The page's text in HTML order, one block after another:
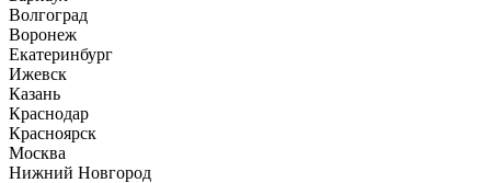
Волгоград
Воронеж
Екатеринбург
Ижевск
Казань
Краснодар
Красноярск
Москва
Нижний Новгород